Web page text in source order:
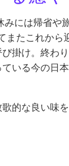
には帰省や
たこれから
掛け。終わ
いる今の日
的な良い味